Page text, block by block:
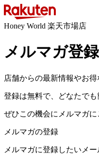
Honey World 楽天市場店
メルマガ登
店舗からの最新情報やお
登録は無料で、どなたでも
ぜひこの機会にメルマガに
メルマガの登録
メルマガに登録したいメ